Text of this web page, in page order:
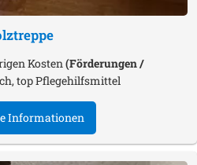
Kosten (Förderungen /
top Pflegehilfsmittel
Informationen